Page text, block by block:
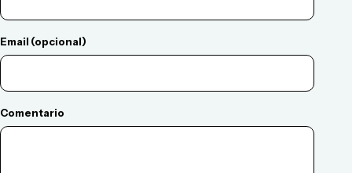
Email (opcional)
Comentario